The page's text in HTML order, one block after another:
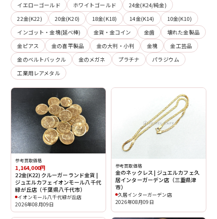
イエローゴールド
ホワイトゴールド
24金(K24/純金)
22金(K22)
20金(K20) 18金(K18) 14金(K14)
10金(K10)
インゴット・金塊(延べ棒)
金貨・金コイン 金歯
壊れた金製品
金ピアス
金の喜平製品 金の大判・小判 金塊
金工芸品
金のベルトバックル
金のメガネ プラチナ
パラジウム
工業用レアメタル
参考買取価格
1,164,000円
22金(K22) クルーガーランド金貨 |
ジュエルカフェイオンモール八千代
緑が丘店（千葉県八千代市）
イオンモール八千代緑が丘店
2026年08月09日
参考買取価格
金のネックレス | ジュエルカフェ久
居インターガーデン店（三重県津
市）
久居インターガーデン店
2026年08月09日